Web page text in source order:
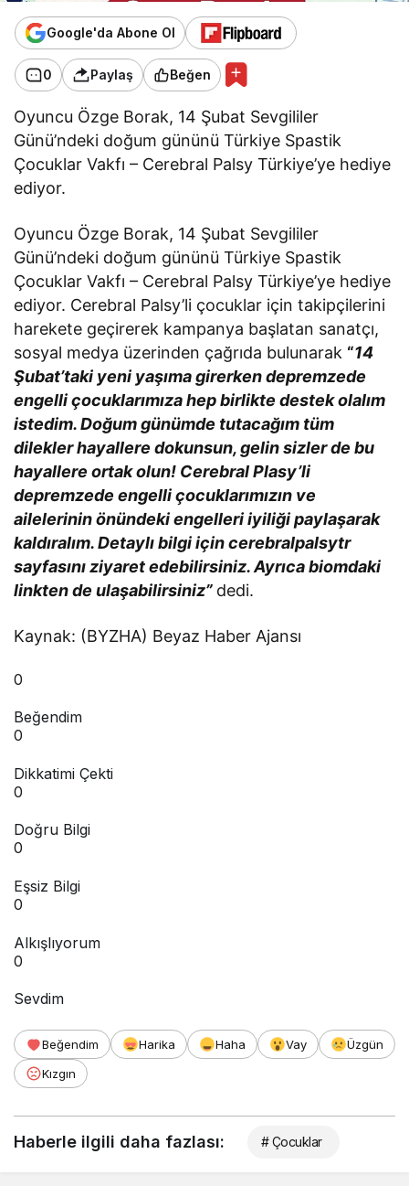
Google'da Abone Ol
0 Paylaş Beğen
Oyuncu Özge Borak, 14 Şubat Sevgililer
Günü’ndeki doğum gününü Türkiye Spastik
Çocuklar Vakfı – Cerebral Palsy Türkiye’ye hediye
ediyor.
Oyuncu Özge Borak, 14 Şubat Sevgililer
Günü’ndeki doğum gününü Türkiye Spastik
Çocuklar Vakfı – Cerebral Palsy Türkiye’ye hediye
ediyor. Cerebral Palsy’li çocuklar için takipçilerini
harekete geçirerek kampanya başlatan sanatçı,
sosyal medya üzerinden çağrıda bulunarak “14
Şubat’taki yeni yaşıma girerken depremzede
engelli çocuklarımıza hep birlikte destek olalım
istedim. Doğum günümde tutacağım tüm
dilekler hayallere dokunsun, gelin sizler de bu
hayallere ortak olun! Cerebral Plasy’li
depremzede engelli çocuklarımızın ve
ailelerinin önündeki engelleri iyiliği paylaşarak
kaldıralım. Detaylı bilgi için cerebralpalsytr
sayfasını ziyaret edebilirsiniz. Ayrıca biomdaki
linkten de ulaşabilirsiniz” dedi.
Kaynak: (BYZHA) Beyaz Haber Ajansı
0
Beğendim
0
Dikkatimi Çekti
0
Doğru Bilgi
0
Eşsiz Bilgi
0
Alkışlıyorum
0
Sevdim
Beğendim Harika Haha Vay
Üzgün
Kızgın
Haberle ilgili daha fazlası: # Çocuklar